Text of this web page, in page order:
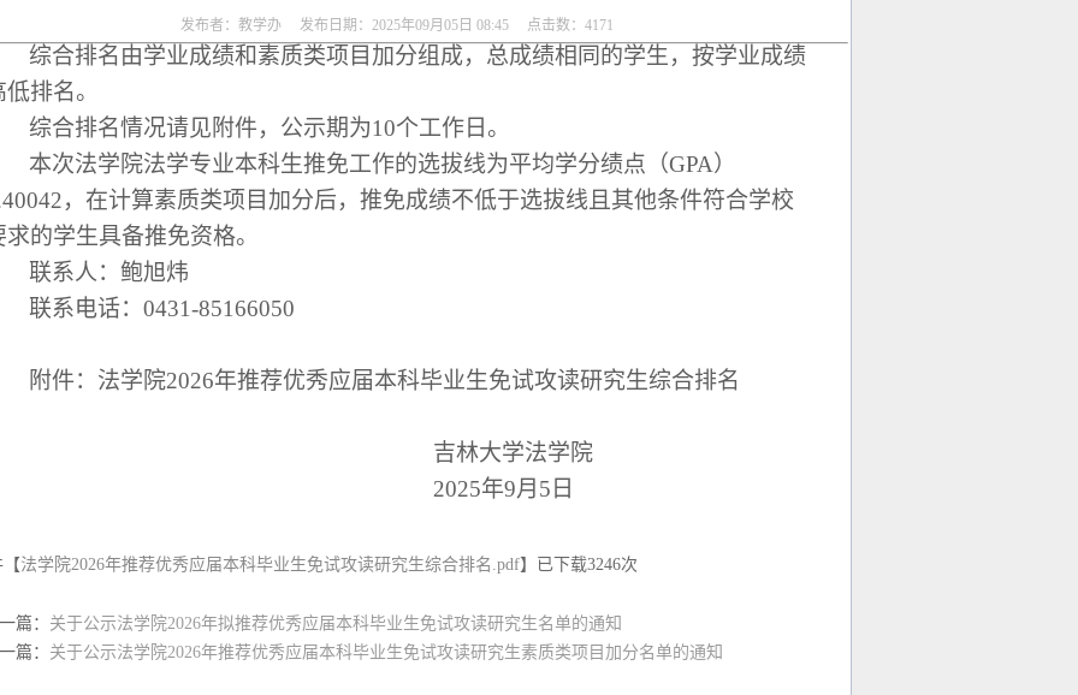
发布者：教学办 发布日期：2025年09月05日 08:45 点击数： 4171
综合排名由学业成绩和素质类项目加分组成，总成绩相同的学生，按学业成绩
低排名。
综合排名情况请见附件，公示期为10个工作日。
本次法学院法学专业本科生推免工作的选拔线为平均学分绩点（GPA）
，在计算素质类项目加分后，推免成绩不低于选拔线且其他条件符合学校
求的学生具备推免资格。
联系人：鲍旭炜
联系电话： 0431-85166050
附件：法学院2026年推荐优秀应届本科毕业生免试攻读研究生综合排名
吉林大学法学院
2025年9月 5 日
【法学院2026年推荐优秀应届本科毕业生免试攻读研究生综合排名.pdf】已下载3246次
篇： 关于公示法学院2026年拟推荐优秀应届本科毕业生免试攻读研究生名单的通知
篇： 关于公示法学院2026年推荐优秀应届本科毕业生免试攻读研究生素质类项目加分名单的通知